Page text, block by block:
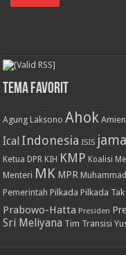
Tema Favorit
Agung Laksono Ahok
Ical Indonesia ISIS
Ketua DPR KIH KMP Koalisi
Menteri MK MPR
Pemerintah Pilkada Pilkada
Prabowo-Hatta Presiden
Sri Meliyana Tim Transisi